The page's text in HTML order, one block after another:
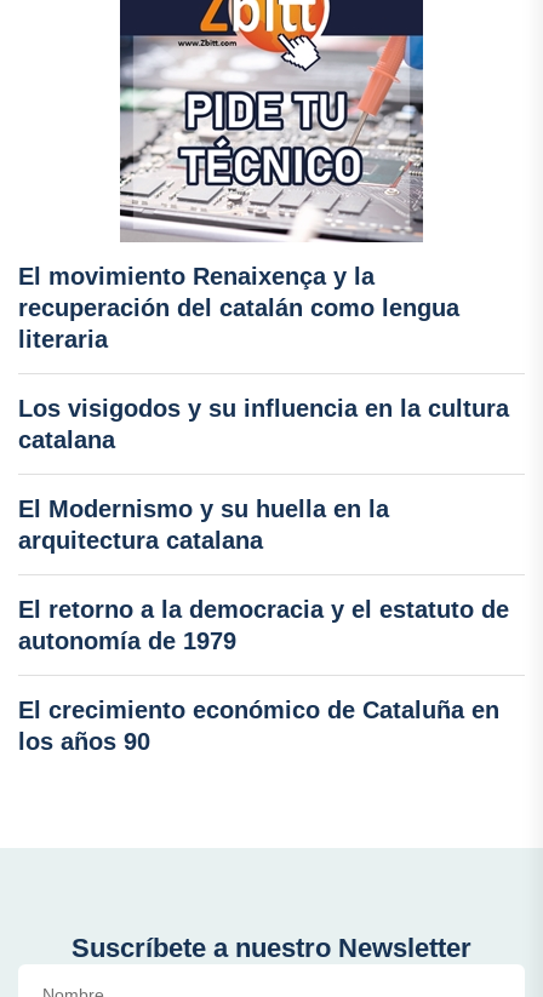
El movimiento Renaixença y la
recuperación del catalán como lengua
literaria
Los visigodos y su influencia en la cultura
catalana
El Modernismo y su huella en la
arquitectura catalana
El retorno a la democracia y el estatuto de
autonomía de 1979
El crecimiento económico de Cataluña en
los años 90
Suscríbete a nuestro Newsletter